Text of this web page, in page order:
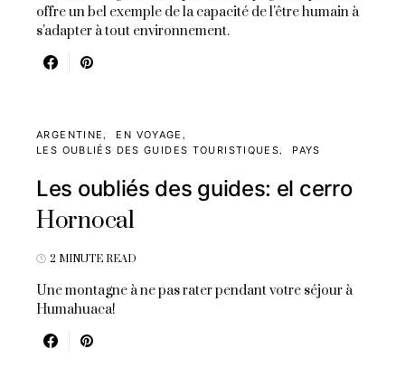
offre un bel exemple de la capacité de l'être humain à
s'adapter à tout environnement.
ARGENTINE
EN VOYAGE
LES OUBLIÉS DES GUIDES TOURISTIQUES
PAYS
Les oubliés des guides: el cerro
Hornocal
2 MINUTE READ
Une montagne à ne pas rater pendant votre séjour à
Humahuaca!